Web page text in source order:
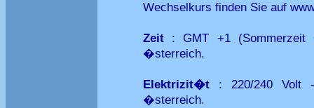
Wechselkurs finden Sie auf
Zeit : GMT +1 (Sommerzeit
�sterreich.
Elektrizit�t : 220/240 Volt
�sterreich.